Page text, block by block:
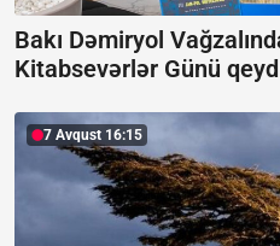
Bakı Dəmiryol
Kitabsevərlər Günü
7 Avqust 16:15